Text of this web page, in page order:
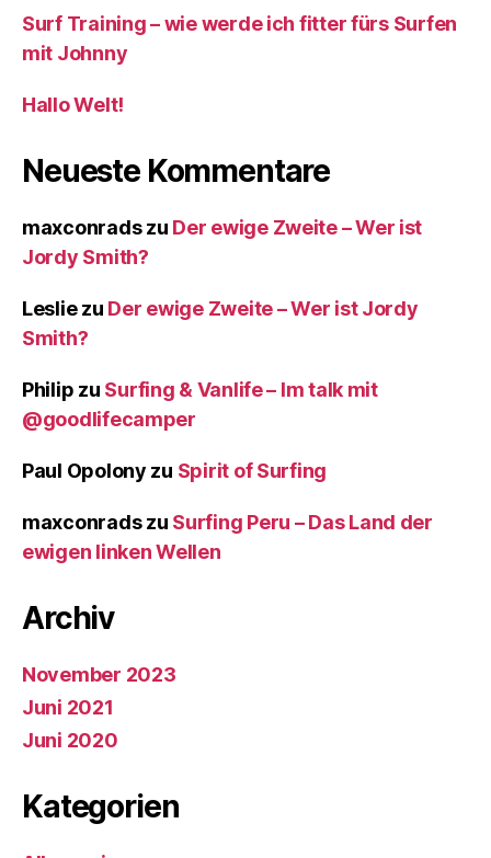
Surf Training – wie werde ich fitter fürs Surfen
mit Johnny
Hallo Welt!
Neueste Kommentare
maxconradszu Der ewige Zweite – Wer ist
Jordy Smith?
Lesliezu Der ewige Zweite – Wer ist Jordy
Smith?
Philip zu Surfing & Vanlife – Im talk mit
@goodlifecamper
Paul Opolony zu Spirit of Surfing
maxconradszu Surfing Peru – Das Land der
ewigen linken Wellen
Archiv
November 2023
Juni 2021
Juni 2020
Kategorien